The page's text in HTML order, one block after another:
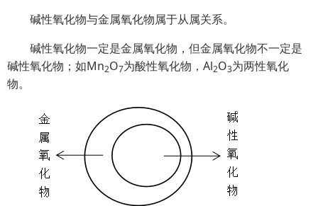
碱性氧化物与金属氧化物属于从属关系。
碱性氧化物一定是金属氧化物，但金属氧化物不一定是
碱性氧化物；如Mn2O7为酸性氧化物，Al2O3为两性氧化
物。